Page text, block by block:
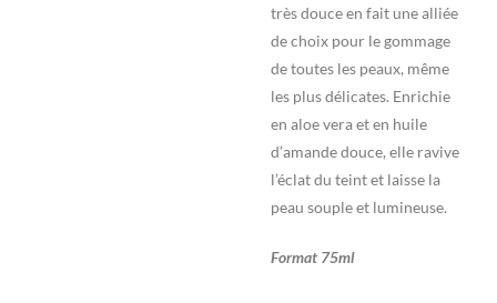
très douce en fait une alliée
de choix pour le gommage
de toutes les peaux, même
les plus délicates. Enrichie
en aloe vera et en huile
d’amande douce, elle ravive
l’éclat du teint et laisse la
peau souple et lumineuse.
Format 75ml